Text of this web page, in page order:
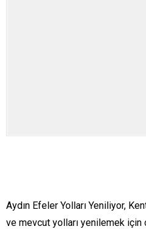
Aydın Efeler Yolları Yeniliyor,
ve mevcut yolları yenilemek için